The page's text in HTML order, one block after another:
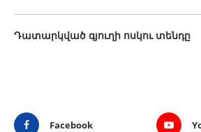
Դատարկված գյուղի ոսկու տենդը
Facebook